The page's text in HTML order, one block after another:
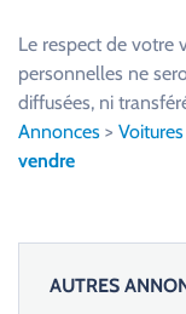
e
s
Le respect de votre
personnelles ne
diffusées, ni
Annonces >
vendre
AUTRES